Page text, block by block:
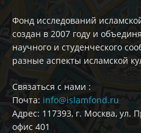
Фонд исследований
создан в 2007 году и
научного и студенческого
разные аспекты исламской
Cвязаться с нами :
Почта: info@islamfond.ru
Адрес: 117393, г. Москва, ул.
офис 401